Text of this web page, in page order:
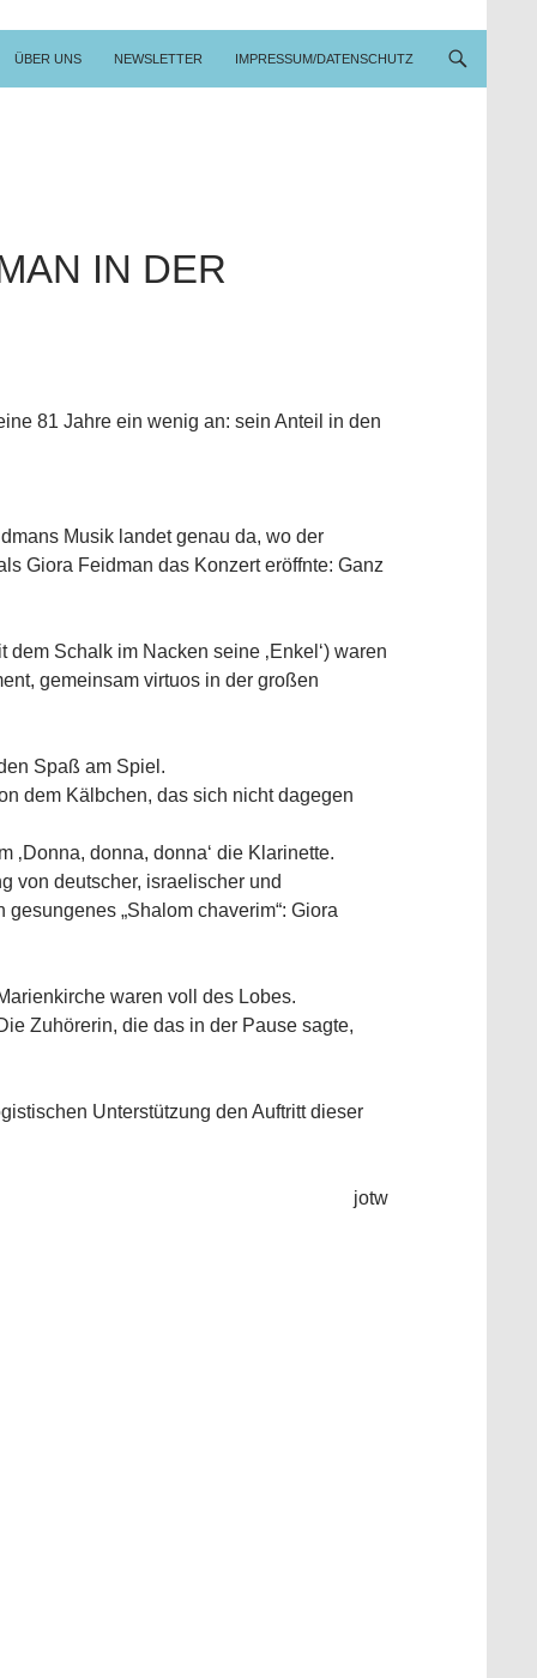
ÜBER UNS NEWSLETTER IMPRESSUM/DATENSCHUTZ
IN DER
81 Jahre ein wenig an: sein Anteil in den
Musik landet genau da, wo der
Giora Feidman das Konzert eröffnte: Ganz
Schalk im Nacken seine ‚Enkel‘) waren
gemeinsam virtuos in der großen
Spaß am Spiel.
dem Kälbchen, das sich nicht dagegen
donna, donna‘ die Klarinette.
von deutscher, israelischer und
„Shalom chaverim“: Giora
waren voll des Lobes.
Zuhörerin, die das in der Pause sagte,
Unterstützung den Auftritt dieser
jotw